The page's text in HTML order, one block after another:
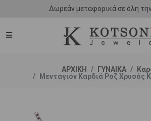
Δωρεάν μεταφορικά σε όλη
ΑΡΧΙΚΗ ΓΥΝΑΙΚΑ
Μενταγιόν Καρδιά Ροζ Χρυσός